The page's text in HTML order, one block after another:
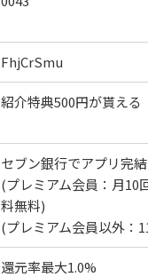
FhjCrSmu
紹介特典500円が貰える
セブン銀行でアプリ完結
(プレミアム会員：月10
料無料)
(プレミアム会員以外：
還元率最大1.0%